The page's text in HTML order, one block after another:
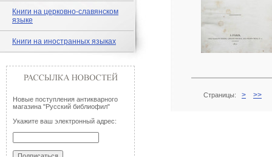
Книги на церковно-славянском
языке
Книги на иностранных языках
Новые поступления антикварного
магазина "Русский библиофил"
Укажите ваш электронный адрес:
Страницы: > >>